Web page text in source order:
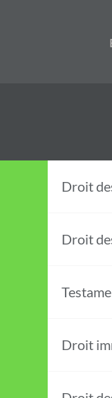
Droit
Droit
Droit